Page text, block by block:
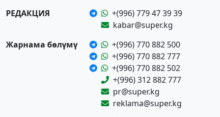
РЕДАКЦИЯ
+(996) 779 47 39 39
kabar@super.kg
Жарнама бөлүмү
+(996) 770 882 500
+(996) 770 882 777
+(996) 770 882 502
+(996) 312 882 777
pr@super.kg
reklama@super.kg